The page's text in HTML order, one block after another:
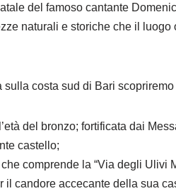
del famoso cantante
naturali e storiche che il
sulla costa sud di Bari scopriremo
del bronzo; fortificata dai
castello;
che comprende la “Via degli Ulivi
il candore accecante della sua